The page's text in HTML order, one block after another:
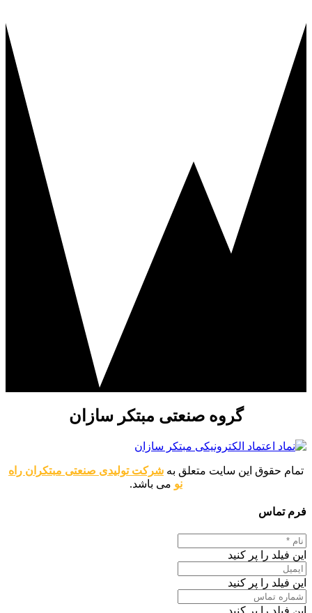
گروه صنعتی مبتکر سازان
تمام حقوق این سایت متعلق به شرکت تولیدی صنعتی مبتکران راه
نو می باشد.
فرم تماس
این فیلد را پر کنید
این فیلد را پر کنید
این فیلد را پر کنید